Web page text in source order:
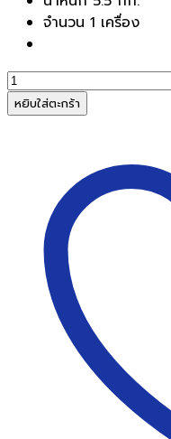
จำนวน 1 เครื่อง
จำนวน
เครื่อง
นับ
POWER
707+Display
หยิบใส่ตะกร้า